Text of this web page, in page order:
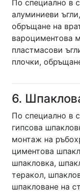
По специално в
алуминиеви
обръщане на
вароциментова
пластмасови
плочки,
6.
По специално в
гипсова
монтаж на
циментова
шпакловка,
теракол,
шпакловане на